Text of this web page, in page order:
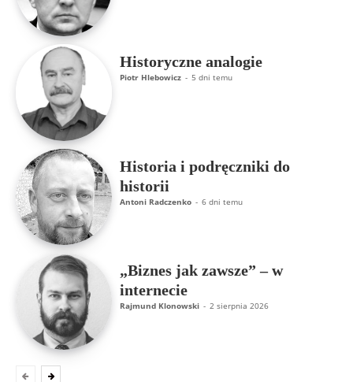
Historyczne analogie
Piotr Hlebowicz - 5 dni temu
Historia i podręczniki do
historii
Antoni Radczenko - 6 dni temu
„Biznes jak zawsze” – w
internecie
Rajmund Klonowski - 2 sierpnia 2026